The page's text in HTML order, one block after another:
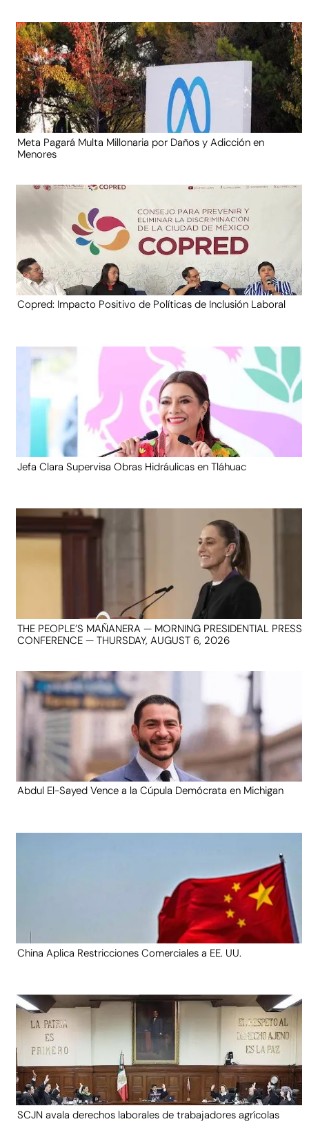
Meta Pagará Multa Millonaria por Daños y Adicción en
Menores
Copred: Impacto Positivo de Políticas de Inclusión Laboral
Jefa Clara Supervisa Obras Hidráulicas en Tláhuac
THE PEOPLE’S MAÑANERA — MORNING PRESIDENTIAL PRESS
CONFERENCE — THURSDAY, AUGUST 6, 2026
Abdul El-Sayed Vence a la Cúpula Demócrata en Michigan
China Aplica Restricciones Comerciales a EE. UU.
SCJN avala derechos laborales de trabajadores agrícolas